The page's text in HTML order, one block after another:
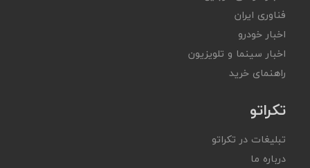
فناوری ایران
اخبار خودرو
اخبار سینما و تلویزیون
راهنمای خرید
تکراتو
تبلیغات در تکراتو
درباره ما